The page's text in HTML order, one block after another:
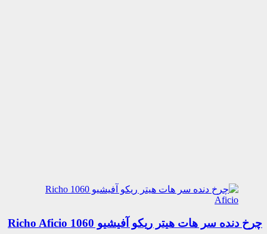
چرخ دنده سر هات هیتر ریکو آفیشیو 1060 Richo Aficio